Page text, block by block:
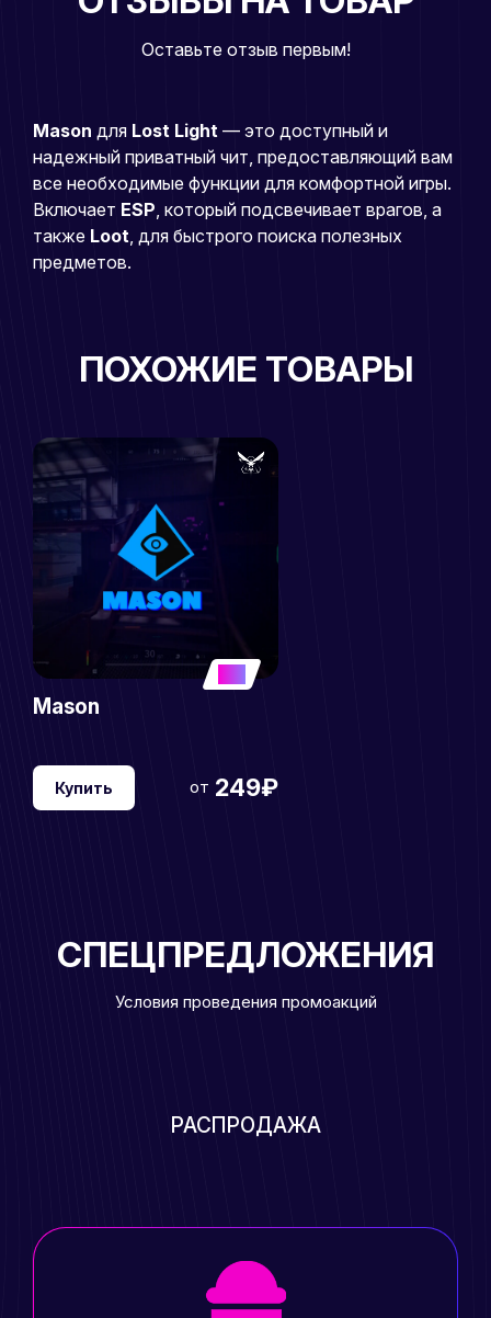
Оставьте отзыв первым!
Mason для Lost Light — это доступный и
надежный приватный чит, предоставляющий вам
все необходимые функции для комфортной игры.
Включает ESP , который подсвечивает врагов, а
также Loot , для быстрого поиска полезных
предметов.
ПОХОЖИЕ ТОВАРЫ
Mason
Купить от 249₽
СПЕЦПРЕДЛОЖЕНИЯ
Условия проведения промоакций
РАСПРОДАЖА